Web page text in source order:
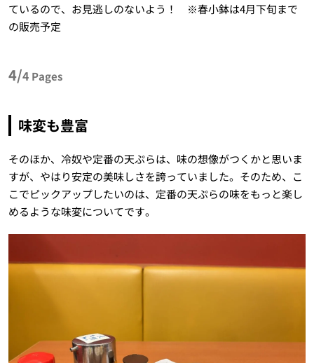
ているので、お見逃しのないよう！ ※春小鉢は4月下旬まで
の販売予定
4/4 Pages
味変も豊富
そのほか、冷奴や定番の天ぷらは、味の想像がつくかと思いま
すが、やはり安定の美味しさを誇っていました。そのため、こ
こでピックアップしたいのは、定番の天ぷらの味をもっと楽し
めるような味変についてです。